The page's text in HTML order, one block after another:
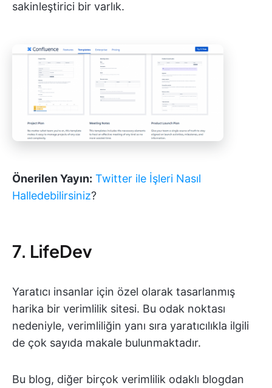
sakinleştirici bir varlık.
Önerilen Yayın: Twitter ile İşleri Nasıl
Halledebilirsiniz?
7. LifeDev
Yaratıcı insanlar için özel olarak tasarlanmış
harika bir verimlilik sitesi. Bu odak noktası
nedeniyle, verimliliğin yanı sıra yaratıcılıkla ilgili
de çok sayıda makale bulunmaktadır.
Bu blog, diğer birçok verimlilik odaklı blogdan